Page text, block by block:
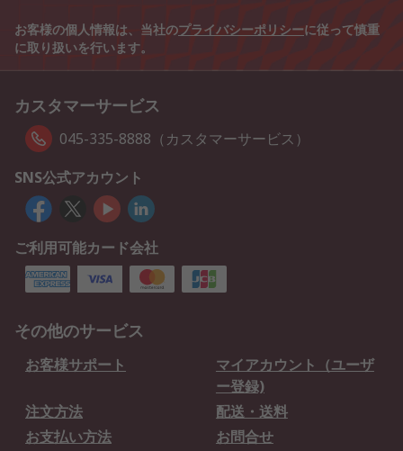
お客様の個人情報は、当社のプライバシーポリシーに従って慎重
に取り扱いを行います。
カスタマーサービス
045-335-8888（カスタマーサービス）
SNS公式アカウント
ご利用可能カード会社
その他のサービス
お客様サポート
マイアカウント（ユーザ
ー登録)
注文方法
配送・送料
お支払い方法
お問合せ